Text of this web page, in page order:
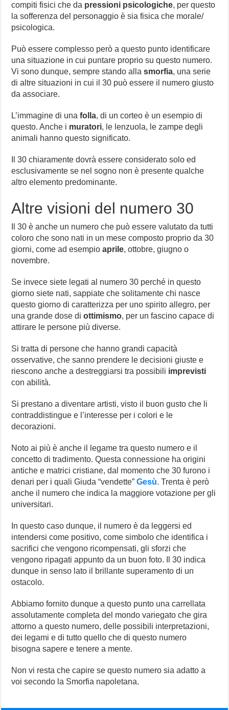
compiti fisici che da pressioni psicologiche, per questo
la sofferenza del personaggio è sia fisica che morale/
psicologica.
Può essere complesso però a questo punto identificare
una situazione in cui puntare proprio su questo numero.
Vi sono dunque, sempre stando allasmorfia, una serie
di altre situazioni in cui il 30 può essere il numero giusto
da associare.
L’immagine di unafolla, di un corteo è un esempio di
questo. Anche i muratori, le lenzuola, le zampe degli
animali hanno questo significato.
Il 30 chiaramente dovrà essere considerato solo ed
esclusivamente se nel sogno non è presente qualche
altro elemento predominante.
Altre visioni del numero 30
Il 30 è anche un numero che può essere valutato da tutti
coloro che sono nati in un mese composto proprio da 30
giorni, come ad esempioaprile, ottobre, giugno o
novembre.
Se invece siete legati al numero 30 perché in questo
giorno siete nati, sappiate che solitamente chi nasce
questo giorno di caratterizza per uno spirito allegro, per
una grande dose diottimismo, per un fascino capace di
attirare le persone più diverse.
Si tratta di persone che hanno grandi capacità
osservative, che sanno prendere le decisioni giuste e
riescono anche a destreggiarsi tra possibili imprevisti
con abilità.
Si prestano a diventare artisti, visto il buon gusto che li
contraddistingue e l’interesse per i colori e le
decorazioni.
Noto ai più è anche il legame tra questo numero e il
concetto di tradimento. Questa connessione ha origini
antiche e matrici cristiane, dal momento che 30 furono i
denari per i quali Giuda “vendette”Gesù. Trenta è però
anche il numero che indica la maggiore votazione per gli
universitari.
In questo caso dunque, il numero è da leggersi ed
intendersi come positivo, come simbolo che identifica i
sacrifici che vengono ricompensati, gli sforzi che
vengono ripagati appunto da un buon foto. Il 30 indica
dunque in senso lato il brillante superamento di un
ostacolo.
Abbiamo fornito dunque a questo punto una carrellata
assolutamente completa del mondo variegato che gira
attorno a questo numero, delle possibili interpretazioni,
dei legami e di tutto quello che di questo numero
bisogna sapere e tenere a mente.
Non vi resta che capire se questo numero sia adatto a
voi secondo la Smorfia napoletana.